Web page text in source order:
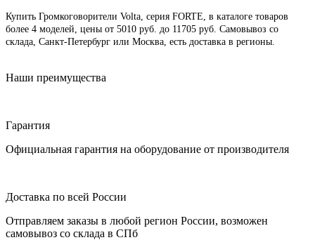
Купить Громкоговорители Volta, серия FORTE, в каталоге товаров
более 4 моделей, цены от 5010 руб. до 11705 руб. Cамовывоз со
склада, Санкт-Петербург или Москва, есть доставка в регионы.
Наши преимущества
Гарантия
Официальная гарантия на оборудование от производителя
Доставка по всей России
Отправляем заказы в любой регион России, возможен
самовывоз со склада в СПб